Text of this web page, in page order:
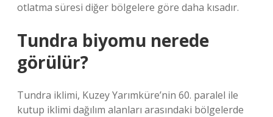
otlatma süresi diğer bölgelere göre daha kısadır.
Tundra biyomu nerede
görülür?
Tundra iklimi, Kuzey Yarımküre’nin 60. paralel ile
kutup iklimi dağılım alanları arasındaki bölgelerde